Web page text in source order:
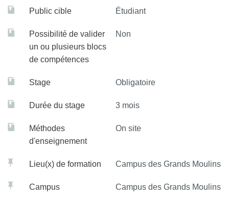
The Paris Physics Master is a two-year Master's program in
by two universities, Sorbonne Université and Université
Paris-Diderot. The first year, started in September 2019,
consists of a broad and demanding set of courses in
advanced fundamental, experimental, and numerical
Cité's Graduate Schools: Earth Planets Universe,
Innovative Materials, and Quantum Technologies.
advanced research labs.
The Graduate School of
Earth Planets Universe
Public cible Étudiant
Possibilité de valider
un ou plusieurs blocs
de compétences
Non
Stage Obligatoire
Durée du stage 3 mois
Méthodes
d'enseignement
On site
Lieu(x) de formation Campus des Grands Moulins
Campus Campus des Grands Moulins